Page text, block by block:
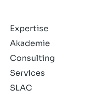
Expertise
Akademie
Consulting
Services
SLAC